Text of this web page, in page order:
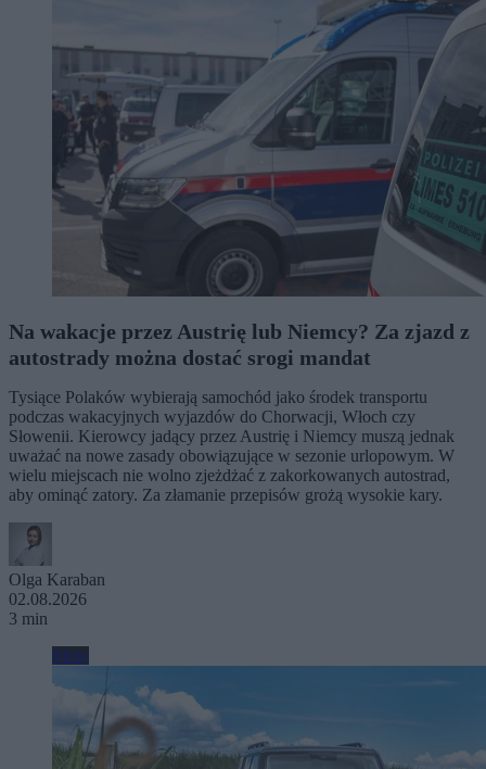
Na wakacje przez Austrię lub Niemcy? Za zjazd z
autostrady można dostać srogi mandat
Tysiące Polaków wybierają samochód jako środek transportu
podczas wakacyjnych wyjazdów do Chorwacji, Włoch czy
Słowenii. Kierowcy jadący przez Austrię i Niemcy muszą jednak
uważać na nowe zasady obowiązujące w sezonie urlopowym. W
wielu miejscach nie wolno zjeżdżać z zakorkowanych autostrad,
aby ominąć zatory. Za złamanie przepisów grożą wysokie kary.
Olga Karaban
02.08.2026
3 min
Moto